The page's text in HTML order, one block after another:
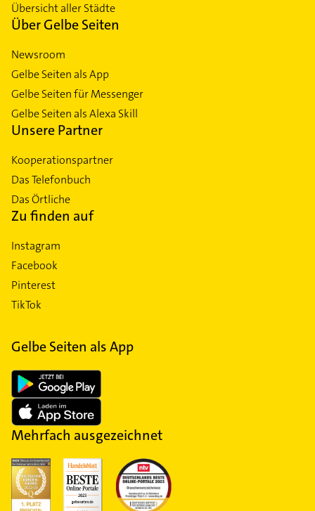
Übersicht aller Städte
Über Gelbe Seiten
Newsroom
Gelbe Seiten als App
Gelbe Seiten für Messenger
Gelbe Seiten als Alexa Skill
Unsere Partner
Kooperationspartner
Das Telefonbuch
Das Örtliche
Zu finden auf
Instagram
Facebook
Pinterest
TikTok
Gelbe Seiten als App
Mehrfach ausgezeichnet